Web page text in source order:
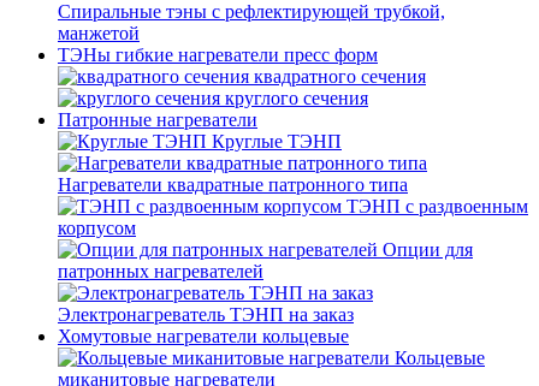
Спиральные тэны с рефлектирующей трубкой,
манжетой
ТЭНы гибкие нагреватели пресс форм
квадратного сечения
круглого сечения
Патронные нагреватели
Круглые ТЭНП
Нагреватели квадратные патронного типа
ТЭНП с раздвоенным
корпусом
Опции для
патронных нагревателей
Электронагреватель ТЭНП на заказ
Хомутовые нагреватели кольцевые
Кольцевые
миканитовые нагреватели